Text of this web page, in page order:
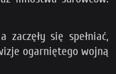
się spełniać,
ogarniętego wojną